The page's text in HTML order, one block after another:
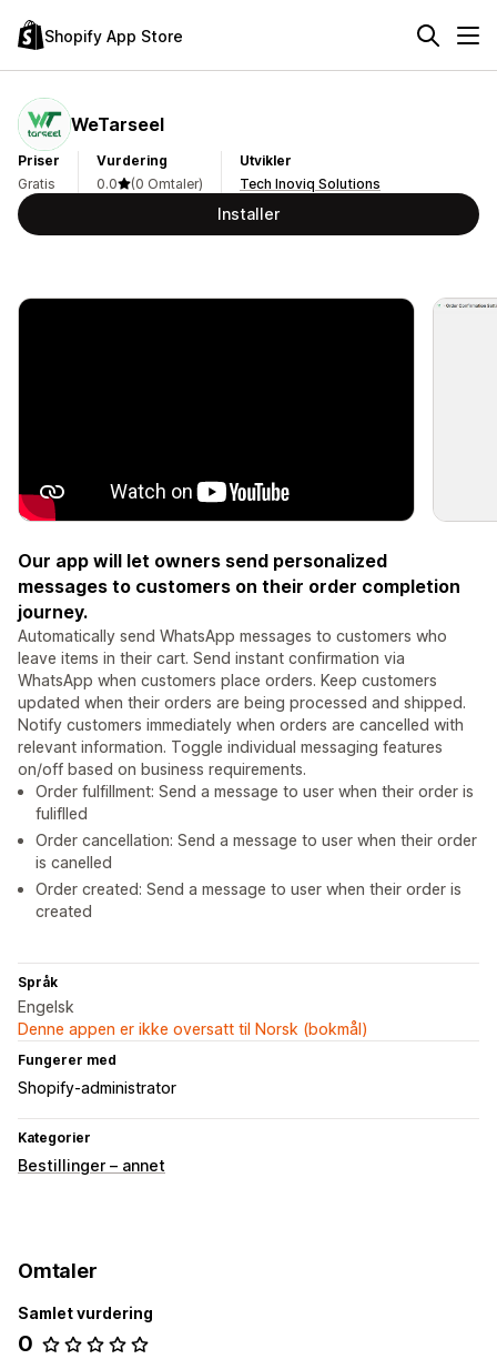
Shopify App Store
WeTarseel
Priser
Gratis
Vurdering
0.0
(0 Omtaler)
Utvikler
Tech Inoviq Solutions
Installer
Our app will let owners send personalized
messages to customers on their order completion
journey.
Automatically send WhatsApp messages to customers who
leave items in their cart. Send instant confirmation via
WhatsApp when customers place orders. Keep customers
updated when their orders are being processed and shipped.
Notify customers immediately when orders are cancelled with
relevant information. Toggle individual messaging features
on/off based on business requirements.
Order fulfillment: Send a message to user when their order is
fuliflled
Order cancellation: Send a message to user when their order
is canelled
Order created: Send a message to user when their order is
created
Språk
Engelsk
Denne appen er ikke oversatt til Norsk (bokmål)
Fungerer med
Shopify-administrator
Kategorier
Bestillinger – annet
Omtaler
Samlet vurdering
0